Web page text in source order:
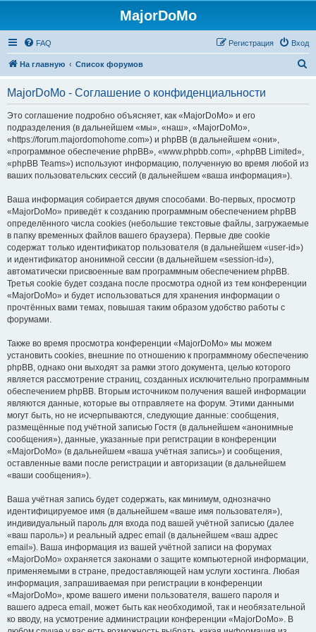
MajorDoMo
FAQ Вход
Регистрация
На главную Список форумов
MajorDoMo - Соглашение о конфиденциальности
Это соглашение подробно объясняет, как «MajorDoMo» и его
подразделения (в дальнейшем «мы», «наш», «MajorDoMo»,
«https://forum.majordomohome.com») и phpBB (в дальнейшем «они»,
«программное обеспечение phpBB», «www.phpbb.com», «phpBB Limited»,
«phpBB Teams») используют информацию, полученную во время любой из
ваших пользовательских сессий (в дальнейшем «ваша информация»).
Ваша информация собирается двумя способами. Во-первых, просмотр
«MajorDoMo» приведёт к созданию программным обеспечением phpBB
определённого числа cookies (небольшие текстовые файлы, загружаемые
в папку временных файлов вашего браузера). Первые две cookie
содержат только идентификатор пользователя (в дальнейшем «user-id»)
и идентификатор анонимной сессии (в дальнейшем «session-id»),
автоматически присвоенные вам программным обеспечением phpBB.
Третья cookie будет создана после просмотра одной из тем конференции
«MajorDoMo» и будет использоваться для хранения информации о
прочтённых вами темах, повышая таким образом удобство работы с
форумами.
Также во время просмотра конференции «MajorDoMo» мы можем
установить cookies, внешние по отношению к программному обеспечению
phpBB, однако они выходят за рамки этого документа, целью которого
является рассмотрение страниц, созданных исключительно программным
обеспечением phpBB. Вторым источником получения вашей информации
являются данные, которые вы отправляете на форум. Этими данными
могут быть, но не исчерпываются, следующие данные: сообщения,
размещённые под учётной записью Гостя (в дальнейшем «анонимные
сообщения»), данные, указанные при регистрации в конференции
«MajorDoMo» (в дальнейшем «ваша учётная запись») и сообщения,
оставленные вами после регистрации и авторизации (в дальнейшем
«ваши сообщения»).
Ваша учётная запись будет содержать, как минимум, однозначно
идентифицируемое имя (в дальнейшем «ваше имя пользователя»),
индивидуальный пароль для входа под вашей учётной записью (далее
«ваш пароль») и реальный адрес email (в дальнейшем «ваш адрес
email»). Ваша информация из вашей учётной записи на форумах
«MajorDoMo» охраняется законами о защите компьютерной информации,
применяемыми в стране, предоставляющей нам услуги хостинга. Любая
информация, запрашиваемая при регистрации в конференции
«MajorDoMo», кроме вашего имени пользователя, вашего пароля и
вашего адреса email, может быть как необходимой, так и необязательной
ко вводу, на усмотрение администрации конференции «MajorDoMo». В